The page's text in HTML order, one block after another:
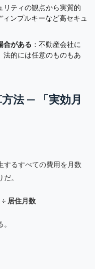
リティの観点から実質的
ンプルキーなど高セキュ
合がある ：不動産会社に
法的には任意のものもあ
法 — 「実効月
するすべての費用を月数
。
居住月数